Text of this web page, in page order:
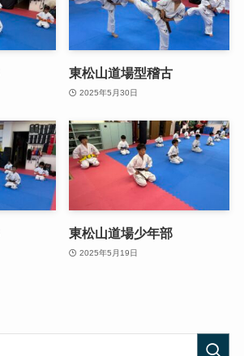
東松山道場型稽古
2025年5月30日
東松山道場少年部
2025年5月19日